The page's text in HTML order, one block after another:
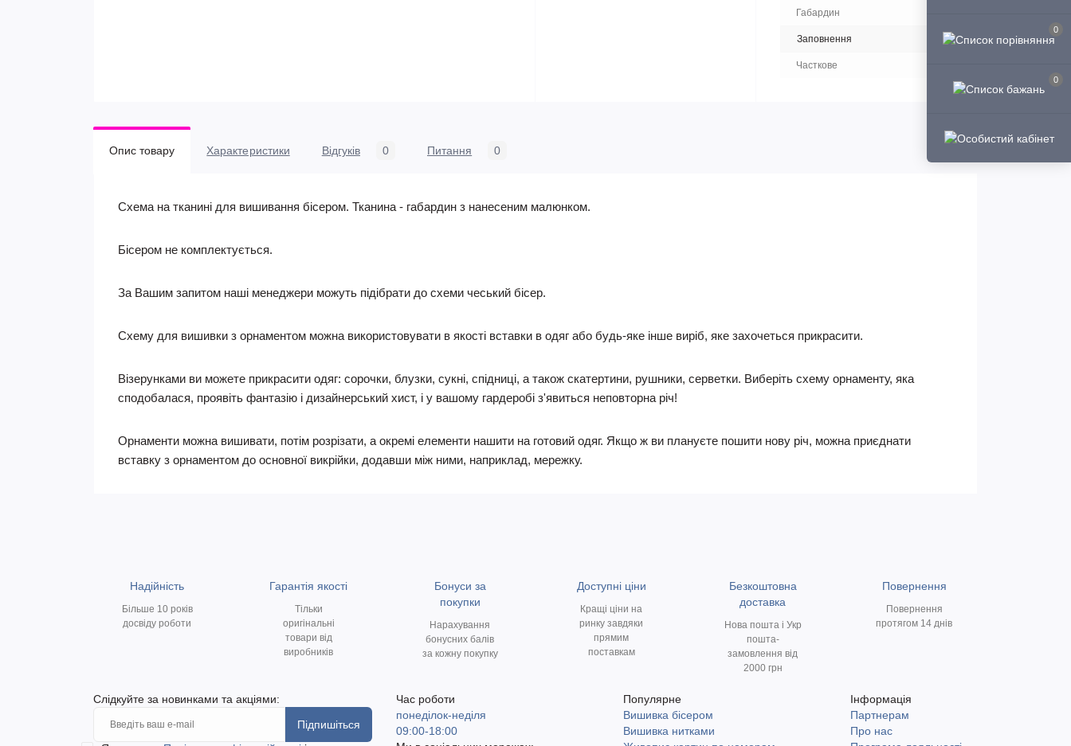
0
0
Габардин
Заповнення
Часткове
Опис товару Характеристики Відгуків 0 Питання 0
Схема на тканині для вишивання бісером. Тканина - габардин з нанесеним малюнком.
Бісером не комплектується.
За Вашим запитом наші менеджери можуть підібрати до схеми чеський бісер.
Схему для вишивки з орнаментом можна використовувати в якості вставки в одяг або будь-яке інше виріб, яке захочеться прикрасити.
Візерунками ви можете прикрасити одяг: сорочки, блузки, сукні, спідниці, а також скатертини, рушники, серветки. Виберіть схему орнаменту, яка
сподобалася, проявіть фантазію і дизайнерський хист, і у вашому гардеробі з'явиться неповторна річ!
Орнаменти можна вишивати, потім розрізати, а окремі елементи нашити на готовий одяг. Якщо ж ви плануєте пошити нову річ, можна приєднати
вставку з орнаментом до основної викрійки, додавши між ними, наприклад, мережку.
Надійність
Більше 10 років
досвіду роботи
Гарантія якості
Тільки
оригінальні
товари від
виробників
Бонуси за
покупки
Нарахування
бонусних балів
за кожну покупку
Доступні ціни
Кращі ціни на
ринку завдяки
прямим
поставкам
Безкоштовна
доставка
Нова пошта і Укр
пошта-
замовлення від
2000 грн
Повернення
Повернення
протягом 14 днів
Слідкуйте за новинками та акціями:
Підпишіться
Час роботи
понеділок-неділя
09:00-18:00
Популярне
Вишивка бісером
Вишивка нитками
Інформація
Партнерам
Про нас